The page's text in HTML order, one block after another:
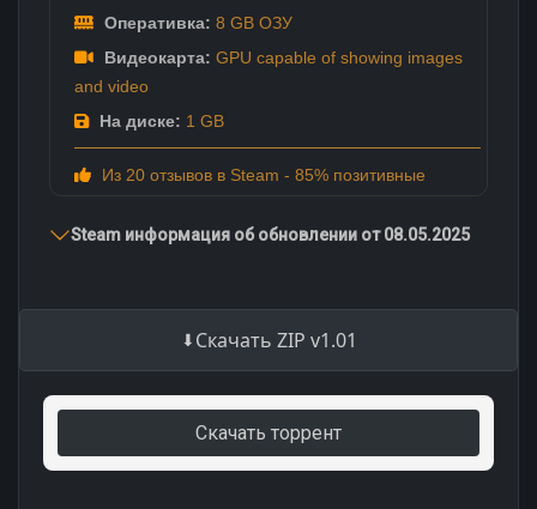
Оперативка: 8 GB ОЗУ
Видеокарта: GPU capable of showing images
and video
На диске: 1 GB
Из 20 отзывов в Steam - 85% позитивные
Steam информация об обновлении от 08.05.2025
Скачать ZIP v1.01
Скачать торрент